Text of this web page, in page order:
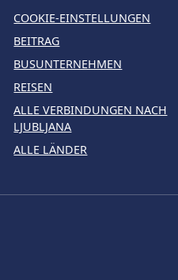
COOKIE-EINSTELLUNGEN
BEITRAG
BUSUNTERNEHMEN
REISEN
ALLE VERBINDUNGEN NACH
LJUBLJANA
ALLE LÄNDER